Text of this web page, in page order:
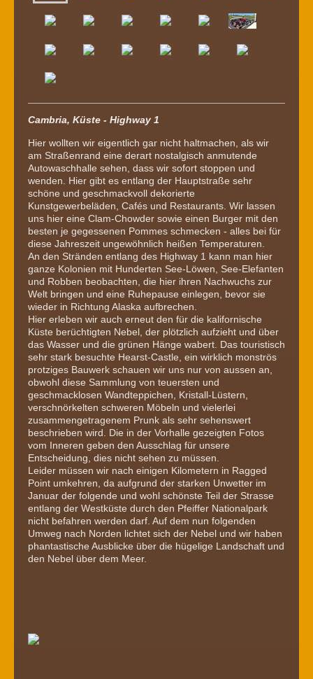
Cambria, Küste - Highway 1
Hier wollten wir eigentlich gar nicht haltmachen, als wir
am Straßenrand eine derart nostalgisch anmutende
Autowaschhalle sehen, dass wir sofort stoppen und
wenden. Hier gibt es entlang der Hauptstraße sehr
schöne und geschmackvoll dekorierte
Kunstgewerbeläden, Cafés und Restaurants. Wir lassen
uns hier eine Clam-Chowder sowie einen Burger mit den
besten je gegessenen Pommes schmecken - alles bei für
diese Jahreszeit ungewöhnlich heißen Temperaturen.
An den Stränden entlang des Highway 1 kann man hier
ganze Kolonien mit Hunderten See-Löwen, See-Elefanten
und Robben beobachten, die hier ihren Nachwuchs zur
Welt bringen und eine Ruhepause einlegen, bevor sie
wieder in Richtung Alaska aufbrechen.
Hier erleben wir auch erneut den für die kalifornische
Küste berüchtigten Nebel, der plötzlich aufzieht und über
das Wasser und die grünen Hänge wabert. Das touristisch
sehr stark besuchte Hearst-Castle, ein wirklich monströs
protziges Bauwerk schauen wir uns nur von aussen an,
obwohl diese Sammlung von teuersten und
geschmacklosen Wandteppichen, Kristall-Lüstern,
verschnörkelten schweren Möbeln und vielerlei
zusammengetragenem Prunk als sehr sehenswert
beschrieben wird. Die in der Vorhalle gezeigten Fotos
vom Inneren geben den Ausschlag für unsere
Entscheidung, dies nicht sehen zu müssen.
Leider müssen wir nach einigen Kilometern in Ragged
Point umkehren, da aufgrund der starken Unwetter im
Januar der folgende und wohl schönste Teil der Strasse
entlang der Westküste durch den Pfeiffer Nationalpark
nicht befahren werden darf. Auf dem nun folgenden
Umweg nach Norden lichtet sich der Nebel und wir haben
phantastische Ausblicke über die hügelige Landschaft und
den Nebel über dem Meer.